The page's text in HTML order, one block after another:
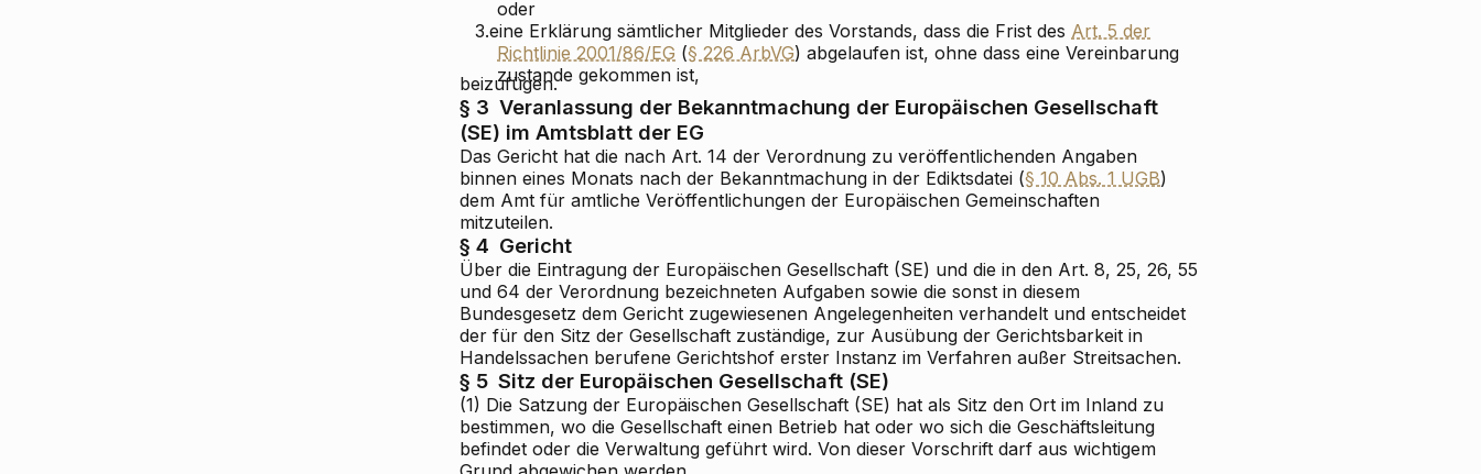
oder
3.eine Erklärung sämtlicher Mitglieder des Vorstands, dass die Frist des Art. 5 der
Richtlinie 2001/86/EG (§ 226 ArbVG) abgelaufen ist, ohne dass eine Vereinbarung
zustande gekommen ist,
beizufügen.
§ 3 Veranlassung der Bekanntmachung der Europäischen Gesellschaft
(SE) im Amtsblatt der EG
Das Gericht hat die nach Art. 14 der Verordnung zu veröffentlichenden Angaben
binnen eines Monats nach der Bekanntmachung in der Ediktsdatei (§ 10 Abs. 1 UGB)
dem Amt für amtliche Veröffentlichungen der Europäischen Gemeinschaften
mitzuteilen.
§ 4 Gericht
Über die Eintragung der Europäischen Gesellschaft (SE) und die in den Art. 8, 25, 26, 55
und 64 der Verordnung bezeichneten Aufgaben sowie die sonst in diesem
Bundesgesetz dem Gericht zugewiesenen Angelegenheiten verhandelt und entscheidet
der für den Sitz der Gesellschaft zuständige, zur Ausübung der Gerichtsbarkeit in
Handelssachen berufene Gerichtshof erster Instanz im Verfahren außer Streitsachen.
§ 5 Sitz der Europäischen Gesellschaft (SE)
(1) Die Satzung der Europäischen Gesellschaft (SE) hat als Sitz den Ort im Inland zu
bestimmen, wo die Gesellschaft einen Betrieb hat oder wo sich die Geschäftsleitung
befindet oder die Verwaltung geführt wird. Von dieser Vorschrift darf aus wichtigem